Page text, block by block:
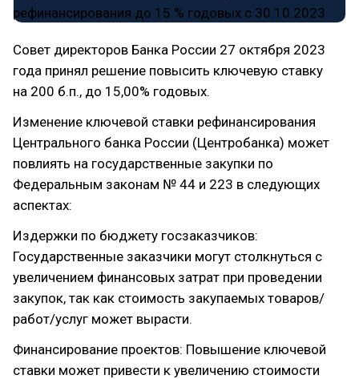
Совет директоров Банка России 27 октября 2023
года принял решение повысить ключевую ставку
на 200 б.п., до 15,00% годовых.
Изменение ключевой ставки рефинансирования
Центрального банка России (Центробанка) может
повлиять на государственные закупки по
Федеральным законам № 44 и 223 в следующих
аспектах:
Издержки по бюджету госзаказчиков:
Государственные заказчики могут столкнуться с
увеличением финансовых затрат при проведении
закупок, так как стоимость закупаемых товаров/
работ/услуг может вырасти.
Финансирование проектов: Повышение ключевой
ставки может привести к увеличению стоимости